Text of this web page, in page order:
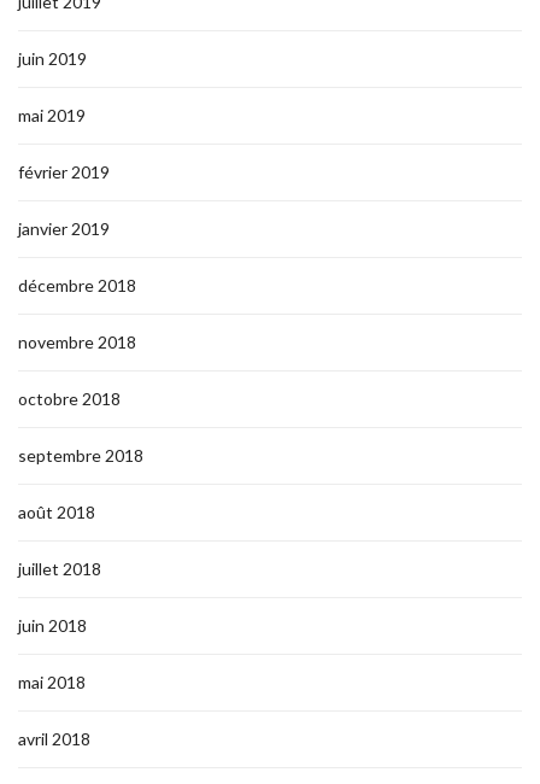
juin 2019
mai 2019
février 2019
janvier 2019
décembre 2018
novembre 2018
octobre 2018
septembre 2018
août 2018
juillet 2018
juin 2018
mai 2018
avril 2018